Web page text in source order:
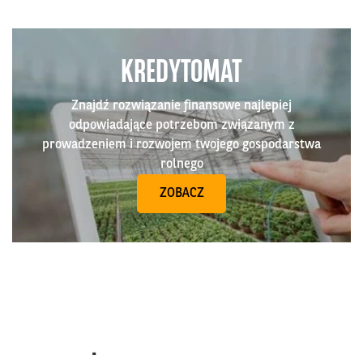
KREDYTOMAT
Znajdź rozwiązanie finansowe najlepiej
odpowiadające potrzebom związanym z
prowadzeniem i rozwojem twojego gospodarstwa
rolnego
ZOBACZ